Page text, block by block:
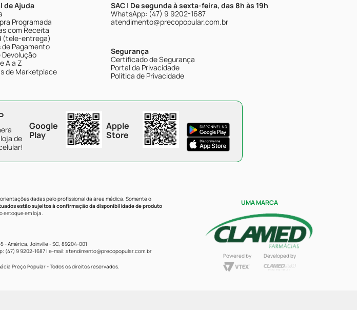
de Ajuda
Programada
com Receita
(tele-entrega)
de Pagamento
Devolução
A a Z
de Marketplace
SAC | De segunda à sexta-feira, das 8h às 19h
WhatsApp: (47) 9 9202-1687
atendimento@precopopular.com.br
Segurança
Certificado de Segurança
Portal da Privacidade
Política de Privacidade
de
Google
Play
Apple
Store
dadas pelo profissional da área médica. Somente o
estão sujeitos à confirmação da disponibilidade de produto
estoque em loja.
- América, Joinville - SC, 89204-001
(47) 9 9202-1687 | e-mail: atendimento@precopopular.com.br
Preço Popular - Todos os direitos reservados.
UMA MARCA
Powered by Developed by